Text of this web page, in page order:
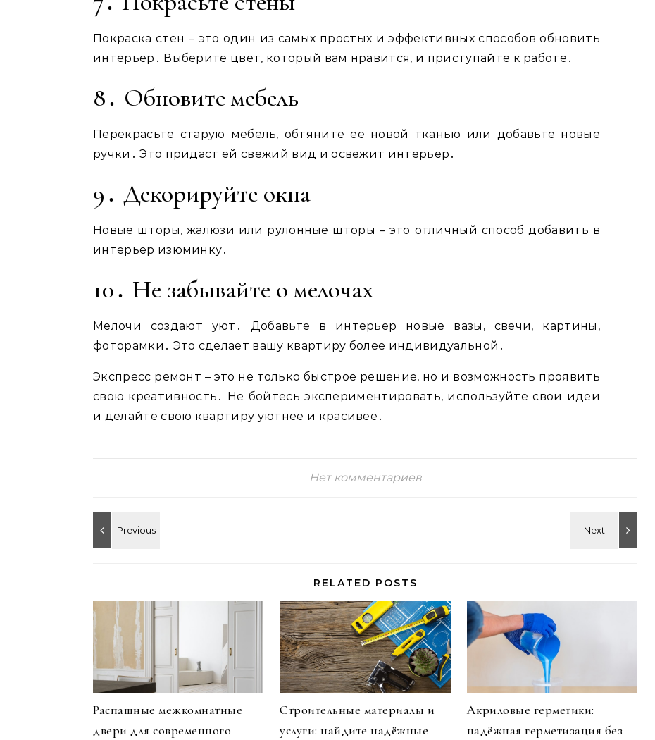
Покраска стен – это один из самых простых и эффективных способов обновить
интерьер․ Выберите цвет, который вам нравится, и приступайте к работе․
8․ Обновите мебель
Перекрасьте старую мебель, обтяните ее новой тканью или добавьте новые
ручки․ Это придаст ей свежий вид и освежит интерьер․
9․ Декорируйте окна
Новые шторы, жалюзи или рулонные шторы – это отличный способ добавить в
интерьер изюминку․
10․ Не забывайте о мелочах
Мелочи создают уют․ Добавьте в интерьер новые вазы, свечи, картины,
фоторамки․ Это сделает вашу квартиру более индивидуальной․
Экспресс ремонт – это не только быстрое решение, но и возможность проявить
свою креативность․ Не бойтесь экспериментировать, используйте свои идеи
и делайте свою квартиру уютнее и красивее․
Нет комментариев
RELATED POSTS
Распашные межкомнатные
двери для современного
Строительные материалы и
услуги: найдите надёжные
Акриловые герметики:
надёжная герметизация без